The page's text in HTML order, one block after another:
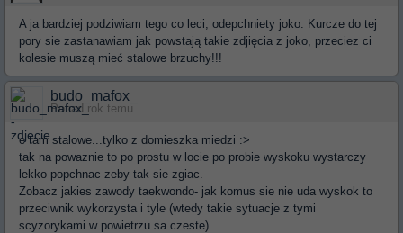
A ja bardziej podziwiam tego co leci, odepchniety joko. Kurcze do tej
pory sie zastanawiam jak powstają takie zdjięcia z joko, przeciez ci
kolesie muszą mieć stalowe brzuchy!!!
budo_mafox_
Ponad rok temu
e tam stalowe...tylko z domieszka miedzi :>
tak na powaznie to po prostu w locie po probie wyskoku wystarczy
lekko popchnac zeby tak sie zgiac.
Zobacz jakies zawody taekwondo- jak komus sie nie uda wyskok to
przeciwnik wykorzysta i tyle (wtedy takie sytuacje z tymi
scyzorykami w powietrzu sa czeste)